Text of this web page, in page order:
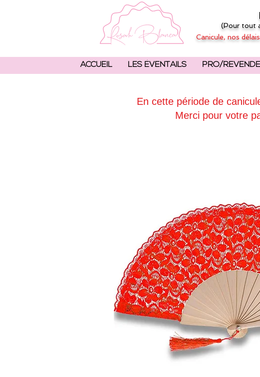
(Pour tout
Canicule, nos
ACCUEIL LES ÉVENTAILS PRO/
En cette période de
Merci pour votre